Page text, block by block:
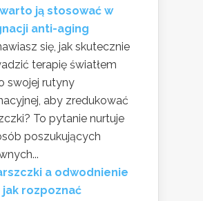
ją stosować w
anti-aging
się, jak skutecznie
terapię światłem
swojej rutyny
aby zredukować
To pytanie nurtuje
poszukujących
a odwodnienie
jak rozpoznać